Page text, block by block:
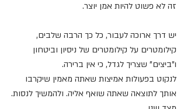
זה לא פשוט להיות אמן יוצר.
יש דרך ארוכה לעבור, כל כך הרבה שלבים,
קילומטרים על קילומטרים של ניסיון וביטחון
ו"ביצים" שצריך לגדל, כי אין ברירה.
לנקוט בפעולות אמיצות שאתה מאמין שיקרבו
אותך לתוצאה שאתה שואף אליה. ולהמשיך לנסות.